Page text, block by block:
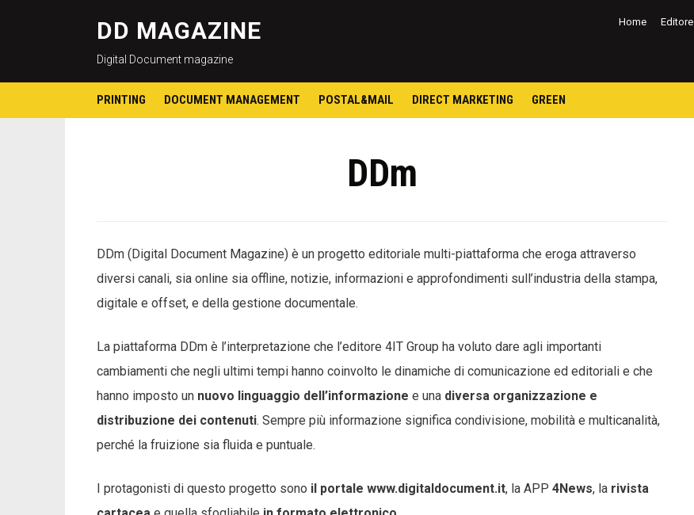
DD MAGAZINE
Digital Document magazine
Home Editore
PRINTING DOCUMENT MANAGEMENT POSTAL&MAIL DIRECT MARKETING GREEN
DDm
DDm (Digital Document Magazine) è un progetto editoriale multi-piattaforma che eroga attraverso
diversi canali, sia online sia offline, notizie, informazioni e approfondimenti sull’industria della stampa,
digitale e offset, e della gestione documentale.
La piattaforma DDm è l’interpretazione che l’editore 4IT Group ha voluto dare agli importanti
cambiamenti che negli ultimi tempi hanno coinvolto le dinamiche di comunicazione ed editoriali e che
hanno imposto un nuovo linguaggio dell’informazione e una diversa organizzazione e
distribuzione dei contenuti. Sempre più informazione significa condivisione, mobilità e multicanalità,
perché la fruizione sia fluida e puntuale.
I protagonisti di questo progetto sono il portale www.digitaldocument.it, la APP 4News, la rivista